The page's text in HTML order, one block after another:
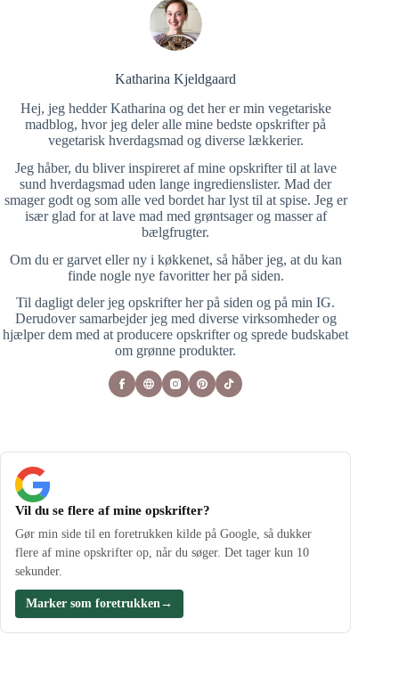
Katharina Kjeldgaard
Hej, jeg hedder Katharina og det her er min vegetariske
madblog, hvor jeg deler alle mine bedste opskrifter på
vegetarisk hverdagsmad og diverse lækkerier.
Jeg håber, du bliver inspireret af mine opskrifter til at lave
sund hverdagsmad uden lange ingredienslister. Mad der
smager godt og som alle ved bordet har lyst til at spise. Jeg er
især glad for at lave mad med grøntsager og masser af
bælgfrugter.
Om du er garvet eller ny i køkkenet, så håber jeg, at du kan
finde nogle nye favoritter her på siden.
Til dagligt deler jeg opskrifter her på siden og på min IG.
Derudover samarbejder jeg med diverse virksomheder og
hjælper dem med at producere opskrifter og sprede budskabet
om grønne produkter.
Vil du se flere af mine opskrifter?
Gør min side til en foretrukken kilde på Google, så dukker
flere af mine opskrifter op, når du søger. Det tager kun 10
sekunder.
Marker som foretrukken→